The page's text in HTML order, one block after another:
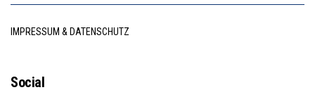
IMPRESSUM & DATENSCHUTZ
Social